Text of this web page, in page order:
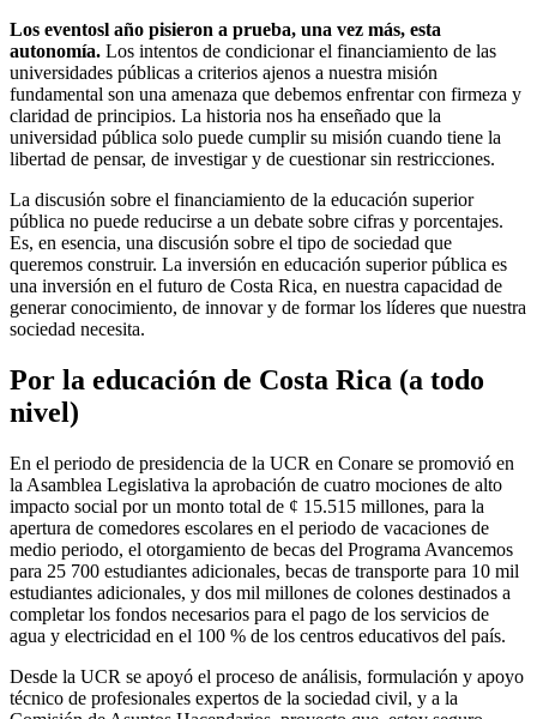
Los eventosl año pisieron a prueba, una vez más, esta
autonomía. Los intentos de condicionar el financiamiento de las
universidades públicas a criterios ajenos a nuestra misión
fundamental son una amenaza que debemos enfrentar con firmeza y
claridad de principios. La historia nos ha enseñado que la
universidad pública solo puede cumplir su misión cuando tiene la
libertad de pensar, de investigar y de cuestionar sin restricciones.
La discusión sobre el financiamiento de la educación superior
pública no puede reducirse a un debate sobre cifras y porcentajes.
Es, en esencia, una discusión sobre el tipo de sociedad que
queremos construir. La inversión en educación superior pública es
una inversión en el futuro de Costa Rica, en nuestra capacidad de
generar conocimiento, de innovar y de formar los líderes que nuestra
sociedad necesita.
Por la educación de Costa Rica (a todo
nivel)
En el periodo de presidencia de la UCR en Conare se promovió en
la Asamblea Legislativa la aprobación de cuatro mociones de alto
impacto social por un monto total de ¢ 15.515 millones, para la
apertura de comedores escolares en el periodo de vacaciones de
medio periodo, el otorgamiento de becas del Programa Avancemos
para 25 700 estudiantes adicionales, becas de transporte para 10 mil
estudiantes adicionales, y dos mil millones de colones destinados a
completar los fondos necesarios para el pago de los servicios de
agua y electricidad en el 100 % de los centros educativos del país.
Desde la UCR se apoyó el proceso de análisis, formulación y apoyo
técnico de profesionales expertos de la sociedad civil, y a la